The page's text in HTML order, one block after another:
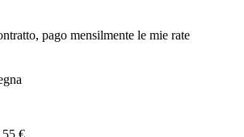
pago mensilmente le mie rate